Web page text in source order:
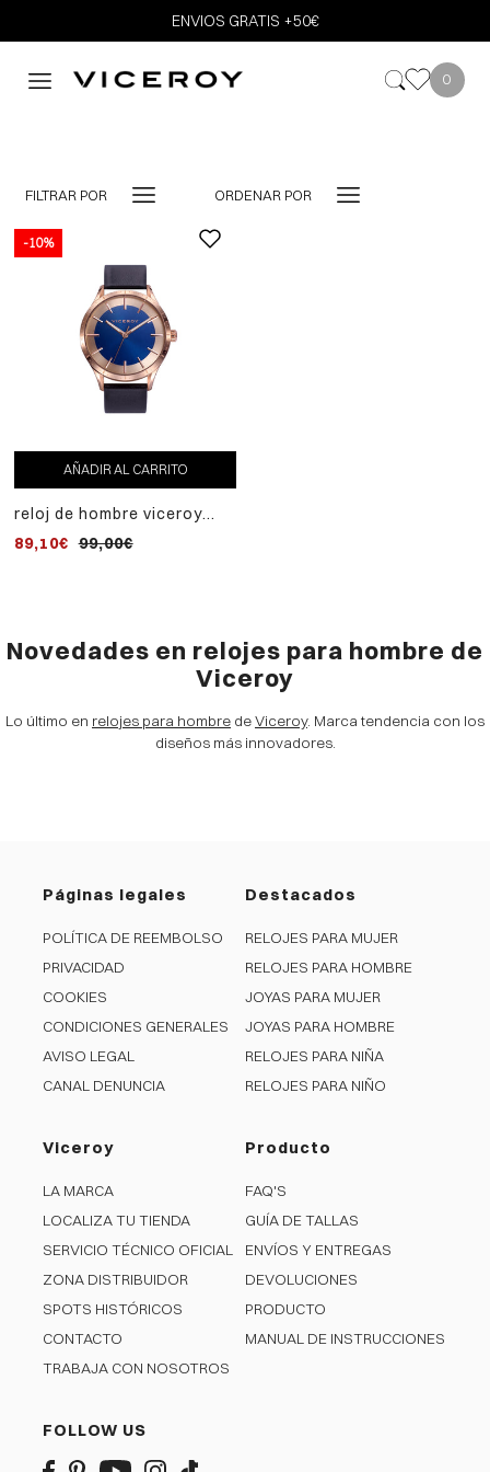
ENVIOS GRATIS +50€
0
FILTRAR POR ORDENAR POR
-10%
AÑADIR AL CARRITO
reloj de hombre viceroy
marrón
89,10€ 99,00€
Novedades en relojes para hombre de
Viceroy
Lo último en relojes para hombre deViceroy. Marca tendencia con los
diseños más innovadores.
Páginas legales
POLÍTICA DE REEMBOLSO
PRIVACIDAD
COOKIES
CONDICIONES GENERALES
AVISO LEGAL
CANAL DENUNCIA
Destacados
RELOJES PARA MUJER
RELOJES PARA HOMBRE
JOYAS PARA MUJER
JOYAS PARA HOMBRE
RELOJES PARA NIÑA
RELOJES PARA NIÑO
Viceroy
LA MARCA
LOCALIZA TU TIENDA
SERVICIO TÉCNICO OFICIAL
ZONA DISTRIBUIDOR
SPOTS HISTÓRICOS
CONTACTO
TRABAJA CON NOSOTROS
Producto
FAQ'S
GUÍA DE TALLAS
ENVÍOS Y ENTREGAS
DEVOLUCIONES
PRODUCTO
MANUAL DE INSTRUCCIONES
FOLLOW US